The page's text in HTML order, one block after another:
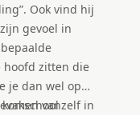
Ook vind hij
gevoel in
hoofd zitten die
je dan wel op
vanzelf in